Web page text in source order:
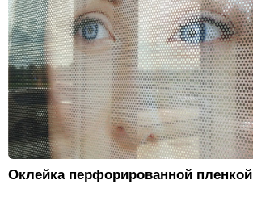
Оклейка перфорированной пленкой